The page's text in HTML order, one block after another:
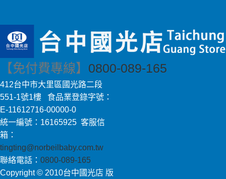
【免付費專線】 0800-089-165
412台中市大里區國光路二段
551-1號1樓 食品業登錄字號：
E-11612716-00000-0
統一編號：16165925 客服信
箱：
tingting@norbeilbaby.com.tw
聯絡電話： 0800-089-165
Copyright © 2010台中國光店 版